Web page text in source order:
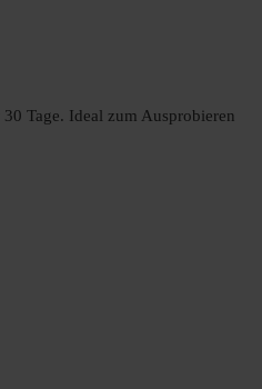
Tage. Ideal zum Ausprobieren